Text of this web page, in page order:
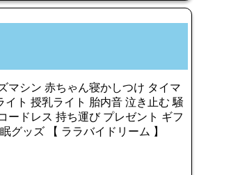
マシン 赤ちゃん寝かしつけ タイマ
イト 授乳ライト 胎内音 泣き止む 騒
ードレス 持ち運び プレゼント ギフ
グッズ 【 ララバイドリーム 】